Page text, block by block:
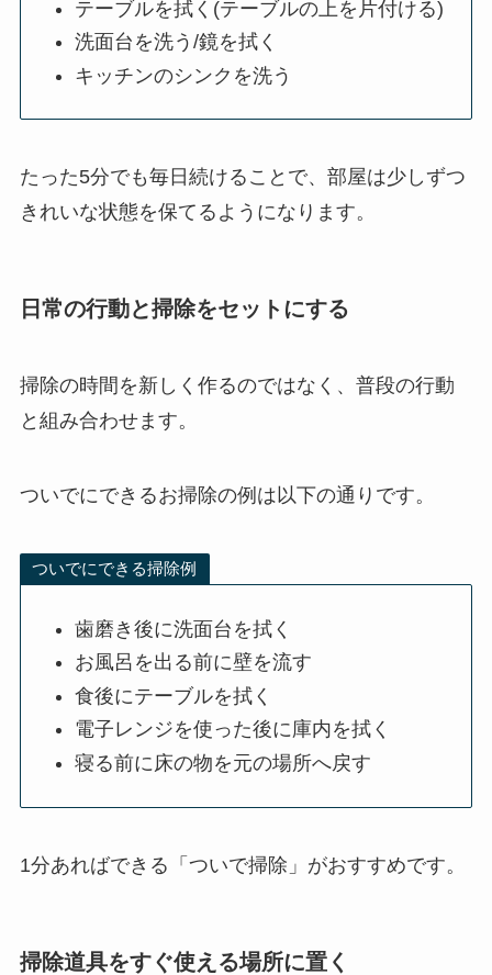
テーブルを拭く(テーブルの上を片付ける)
洗面台を洗う/鏡を拭く
キッチンのシンクを洗う
たった5分でも毎日続けることで、部屋は少しずつ
きれいな状態を保てるようになります。
日常の行動と掃除をセットにする
掃除の時間を新しく作るのではなく、普段の行動
と組み合わせます。
ついでにできるお掃除の例は以下の通りです。
ついでにできる掃除例
歯磨き後に洗面台を拭く
お風呂を出る前に壁を流す
食後にテーブルを拭く
電子レンジを使った後に庫内を拭く
寝る前に床の物を元の場所へ戻す
1分あればできる「ついで掃除」がおすすめです。
掃除道具をすぐ使える場所に置く